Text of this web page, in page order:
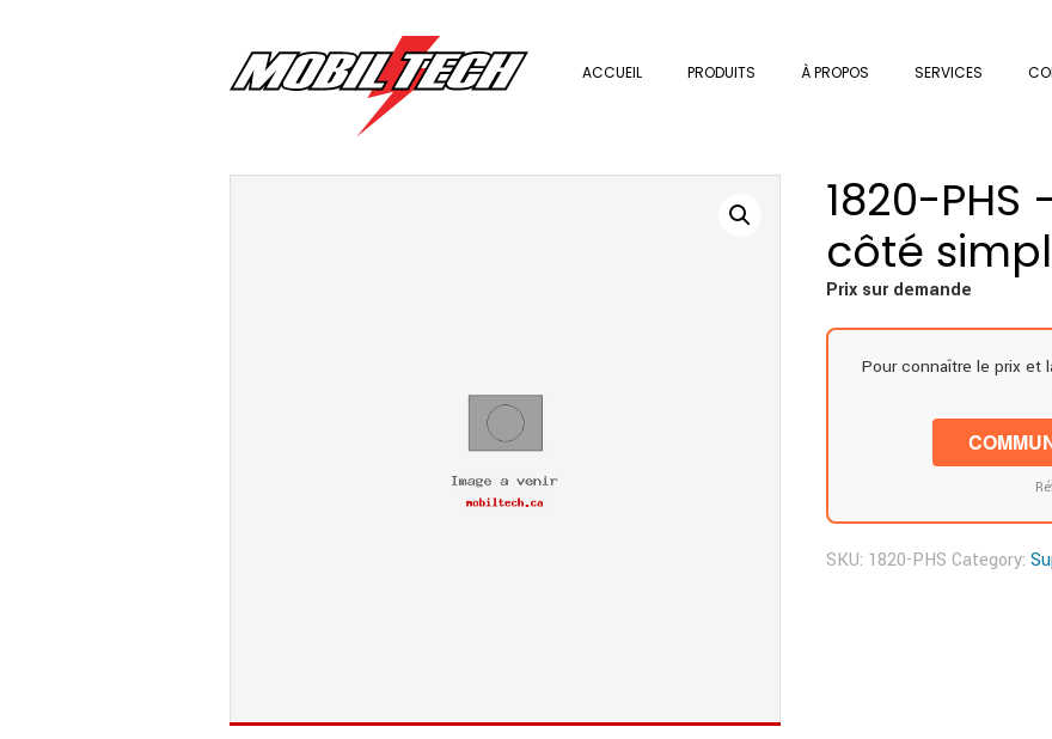
ACCUEIL PRODUITS À PROPOS SERVICES
1820-
côté
Prix sur demande
Pour connaître le prix et
SKU: 1820-PHS Category: